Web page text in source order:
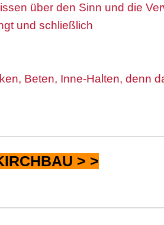
über den Sinn und die
und schließlich
Beten, Inne-Halten, denn
> >